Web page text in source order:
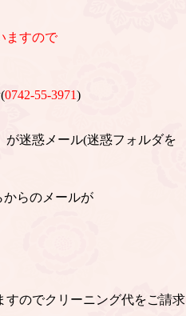
ますので
0742-55-3971)
迷惑メール(迷惑フォルダを
らのメールが
すのでクリーニング代をご請求